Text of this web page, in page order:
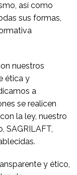
así como
sus formas,
nuestros
ética y
a
se realicen
la ley, nuestro
SAGRILAFT,
y ético,